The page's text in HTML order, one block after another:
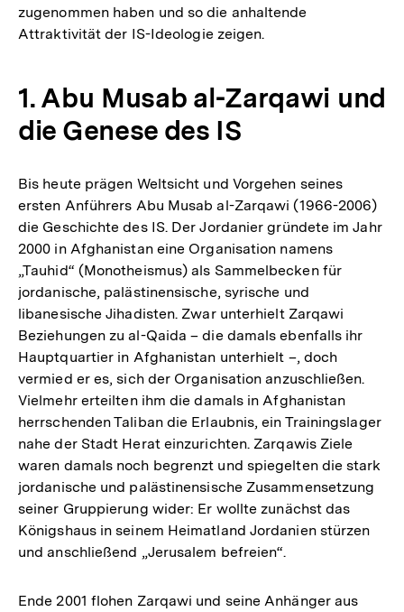
zugenommen haben und so die anhaltende
Attraktivität der IS-Ideologie zeigen.
1. Abu Musab al-Zarqawi und
die Genese des IS
Bis heute prägen Weltsicht und Vorgehen seines
ersten Anführers Abu Musab al-Zarqawi (1966-2006)
die Geschichte des IS. Der Jordanier gründete im Jahr
2000 in Afghanistan eine Organisation namens
„Tauhid“ (Monotheismus) als Sammelbecken für
jordanische, palästinensische, syrische und
libanesische Jihadisten. Zwar unterhielt Zarqawi
Beziehungen zu al-Qaida – die damals ebenfalls ihr
Hauptquartier in Afghanistan unterhielt –, doch
vermied er es, sich der Organisation anzuschließen.
Vielmehr erteilten ihm die damals in Afghanistan
herrschenden Taliban die Erlaubnis, ein Trainingslager
nahe der Stadt Herat einzurichten. Zarqawis Ziele
waren damals noch begrenzt und spiegelten die stark
jordanische und palästinensische Zusammensetzung
seiner Gruppierung wider: Er wollte zunächst das
Königshaus in seinem Heimatland Jordanien stürzen
und anschließend „Jerusalem befreien“.
Ende 2001 flohen Zarqawi und seine Anhänger aus